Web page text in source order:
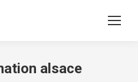
alsace